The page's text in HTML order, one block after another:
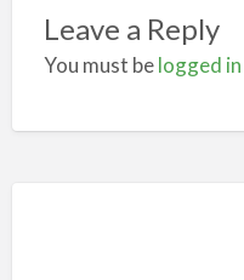
Leave a Reply
You must belogged in